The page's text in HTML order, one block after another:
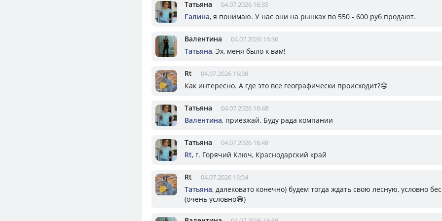
Татьяна 04.07.2026 16:35
Галина, я понимаю. У нас они на рынках по 550 - 600 руб продают.
Валентина 04.07.2026 16:36
Татьяна, Эх, меня было к вам!
Rt 04.07.2026 16:38
Как интересно. А где это все географически происходит?🤤
Татьяна 04.07.2026 16:48
Валентина, приезжай. Буду рада компании
Татьяна 04.07.2026 16:48
Rt, г. Горячий Ключ, Краснодарский край
Rt 04.07.2026 16:54
Татьяна, далековато конечно) будем тогда ждать свою лесную, условно
(очень условно😅)